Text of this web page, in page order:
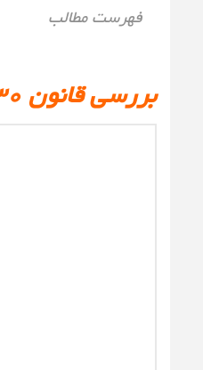
فهرست مطالب
بررسی قانون ۷۰/۳۰ ترمزگیری؛ کلید توقف ایمن